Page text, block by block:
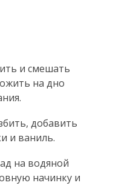
и смешать
на дно
добавить
и ваниль.
на водяной
начинку и